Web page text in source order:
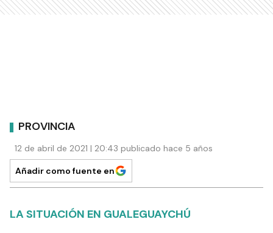
PROVINCIA
12 de abril de 2021 | 20:43 publicado hace 5 años
Añadir como fuente en
LA SITUACIÓN EN GUALEGUAYCHÚ